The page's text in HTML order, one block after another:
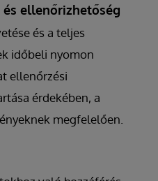
ellenőrizhetőség
és a teljes
időbeli nyomon
ellenőrzési
érdekében, a
megfelelően.